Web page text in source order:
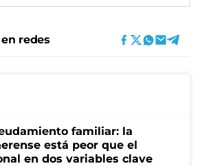
redes
familiar: la
está peor que el
en dos variables clave